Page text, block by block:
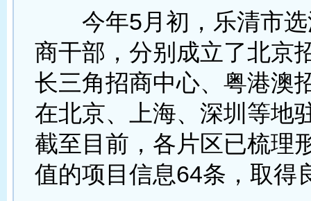
今年5月初，乐清市选
商干部，分别成立了北京
长三角招商中心、粤港澳
在北京、上海、深圳等地
截至目前，各片区已梳理
值的项目信息64条，取得